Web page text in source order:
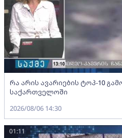
რა არის ავარიების ტოპ-10
საქართველოში
2026/08/06 14:30
01:11